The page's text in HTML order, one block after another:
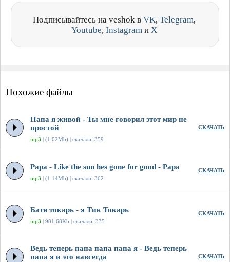
Подписывайтесь на veshok в VK, Telegram,
Youtube, Instagram и X
Похожие файлы
Папа я живой - Ты мне говорил этот мир не
простой
mp3 | (1.02Mb) | скачали: 359
СКАЧАТЬ
Papa - Like the sun hes gone for good - Papa
mp3 | (1.14Mb) | скачали: 362
СКАЧАТЬ
Батя токарь - я Тик Токарь
mp3 | 981.68Kb | скачали: 335
СКАЧАТЬ
Ведь теперь папа папа папа я - Ведь теперь
папа я и это навсегда
СКАЧАТЬ